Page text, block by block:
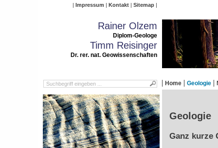
Impressum Kontakt Sitemap
Rainer Olzem
Diplom-Geologe
Timm Reisinger
Dr. rer. nat. Geowissenschaften
Home Geologie
Geologie
Ganz kurze